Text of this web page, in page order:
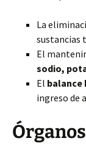
La
sustancias
El
sodio,
El balance
ingreso de